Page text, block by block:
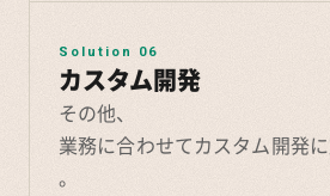
Solution 06
カスタム開発
その他、
業務に合わせてカスタム開発
。